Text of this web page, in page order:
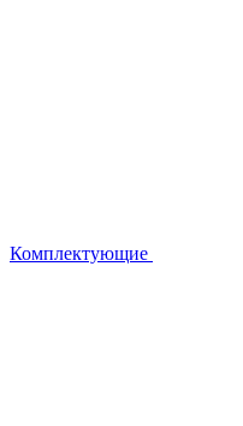
Комплектующие